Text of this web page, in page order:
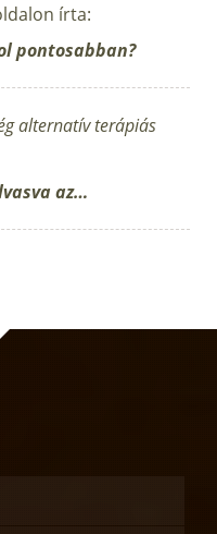
írta:
pontosabban?
alternatív terápiás
az…